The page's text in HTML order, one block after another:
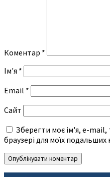
Коментар *
Ім'я *
Email *
Сайт
Зберегти моє ім'я, e-mail,
браузері для моїх подальших